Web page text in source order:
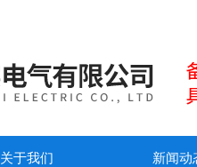
关于我们 新闻动